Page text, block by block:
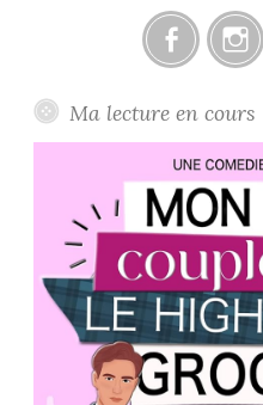
Ma lecture en cours